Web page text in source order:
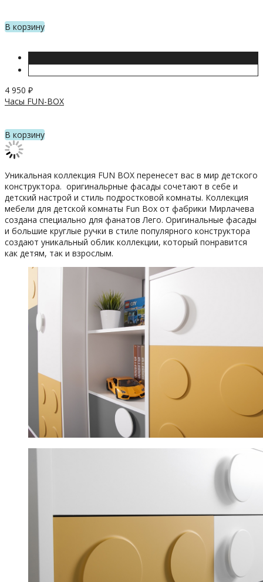
В корзину
4 950 ₽
Часы FUN-BOX
В корзину
Уникальная коллекция FUN BOX перенесет вас в мир детского
конструктора. оригинальрные фасады сочетают в себе и
детский настрой и стиль подростковой комнаты. Коллекция
мебели для детской комнаты Fun Box от фабрики Мирлачева
создана специально для фанатов Лего. Оригинальные фасады
и большие круглые ручки в стиле популярного конструктора
создают уникальный облик коллекции, который понравится
как детям, так и взрослым.